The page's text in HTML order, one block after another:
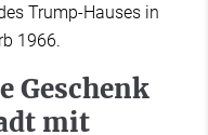
Trump-Hauses in
1966.
Geschenk
mit